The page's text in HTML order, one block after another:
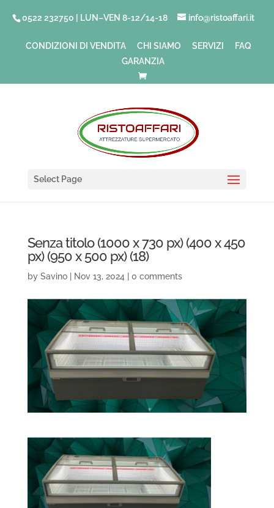
0522 232750 | LUN–VEN 8-12/14-18 info@ristoaffari.it
CONDIZIONI DI VENDITA CHI SIAMO SERVIZI
FAQ
GARANZIA
Select Page
Senza titolo (1000 x 730 px) (400 x 450
px) (950 x 500 px) (18)
by Savino| Nov 13, 2024 0 comments